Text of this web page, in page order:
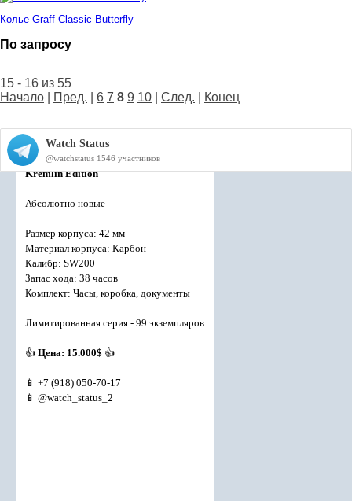
Колье Graff Classic Butterfly
По запросу
15 - 16 из 55
Начало
Пред. 6 7 8 9 10 След. Конец